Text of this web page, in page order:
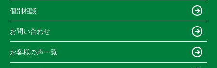
個別相談
お問い合わせ
お客様の声一覧